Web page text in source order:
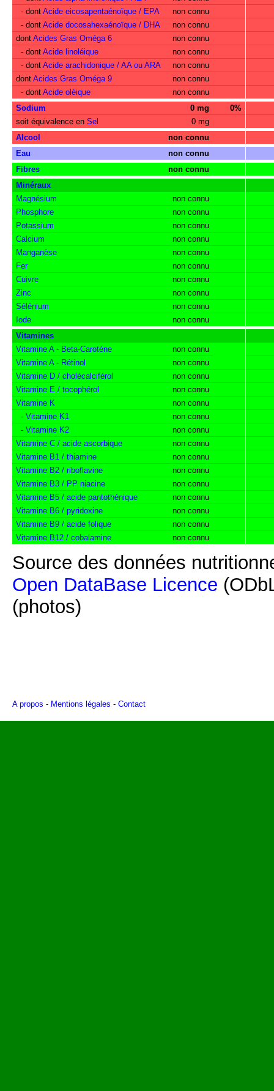
- dont Acide eicosapentaénoïque / EPA
non connu
- dont Acide docosahexaénoïque / DHA
non connu
dont Acides Gras Oméga 6
non connu
- dont Acide linoléique
non connu
- dont Acide arachidonique / AA ou ARA
non connu
dont Acides Gras Oméga 9
non connu
- dont Acide oléique
non connu
Sodium
0 mg
0%
soit équivalence en Sel
0 mg
Alcool
non connu
Eau
non connu
Fibres
non connu
Minéraux
Magnésium
non connu
Phosphore
non connu
Potassium
non connu
Calcium
non connu
Manganèse
non connu
Fer
non connu
Cuivre
non connu
Zinc
non connu
Sélénium
non connu
Iode
non connu
Vitamines
Vitamine A - Beta-Carotène
non connu
Vitamine A - Rétinol
non connu
Vitamine D / cholécalciférol
non connu
Vitamine E / tocophérol
non connu
Vitamine K
non connu
- Vitamine K1
non connu
- Vitamine K2
non connu
Vitamine C / acide ascorbique
non connu
Vitamine B1 / thiamine
non connu
Vitamine B2 / riboflavine
non connu
Vitamine B3 / PP niacine
non connu
Vitamine B5 / acide pantothénique
non connu
Vitamine B6 / pyridoxine
non connu
Vitamine B9 / acide folique
non connu
Vitamine B12 / cobalamine
non connu
Source des données
Open DataBase Licence
(photos)
A propos - Mentions légales - Contact